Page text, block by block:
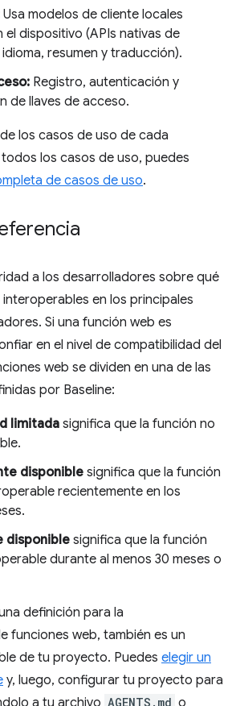
Usa modelos de cliente locales
el dispositivo (APIs nativas de
resumen y traducción).
Registro, autenticación y
de llaves de acceso.
los casos de uso de cada
los casos de uso, puedes
de casos de uso.
a los desarrolladores sobre qué
en los principales
Si una función web es
en el nivel de compatibilidad del
web se dividen en una de las
por Baseline:
limitadasignifica que la función no
disponible significa que la función
recientemente en los
disponiblesignifica que la función
durante al menos 30 meses o
definición para la
funciones web, también es un
de tu proyecto. Puedes elegir un
y, luego, configurar tu proyecto para
a tu archivo AGENTS.md o